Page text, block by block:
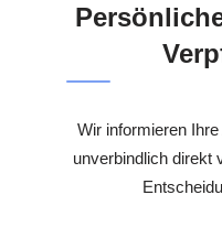
Wir informieren
unverbindlich direkt